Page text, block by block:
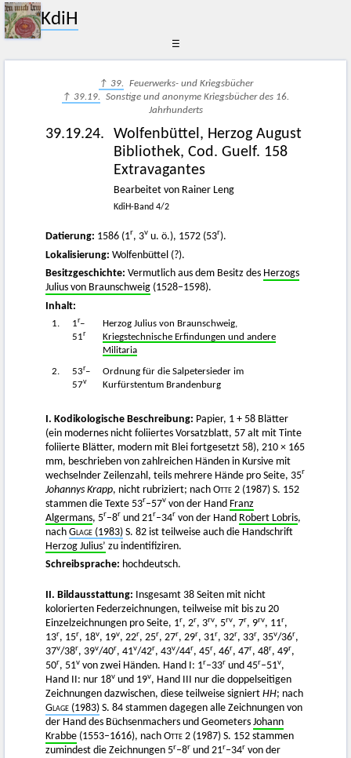
KdiH
☰
↑ 39. Feuerwerks- und Kriegsbücher
↑ 39.19. Sonstige und anonyme Kriegsbücher des 16.
Jahrhunderts
39.19.24.
Wolfenbüttel, Herzog August
Bibliothek, Cod. Guelf. 158
Extravagantes
Bearbeitet von Rainer Leng
KdiH-Band 4/2
Datierung: 1586 (1r, 3v u. ö.), 1572 (53r).
Lokalisierung: Wolfenbüttel (?).
Besitzgeschichte: Vermutlich aus dem Besitz des Herzogs
Julius von Braunschweig (1528–1598).
Inhalt:
1. 1r–
51r
Herzog Julius von Braunschweig,
Kriegstechnische Erfindungen und andere
Militaria
2. 53r–
57v
Ordnung für die Salpetersieder im
Kurfürstentum Brandenburg
I. Kodikologische Beschreibung: Papier, 1 + 58 Blätter
(ein modernes nicht foliiertes Vorsatzblatt, 57 alt mit Tinte
foliierte Blätter, modern mit Blei fortgesetzt 58), 210 × 165
mm, beschrieben von zahlreichen Händen in Kursive mit
wechselnder Zeilenzahl, teils mehrere Hände pro Seite, 35r
Johannys Krapp, nicht rubriziert; nach Otte 2 (1987) S. 152
stammen die Texte 53r–57v von der Hand Franz
Algermans, 5r–8r und 21r–34r von der Hand Robert Lobris,
nach Glage (1983) S. 82 ist teilweise auch die Handschrift
Herzog Julius’ zu indentifiziren.
Schreibsprache: hochdeutsch.
II. Bildausstattung: Insgesamt 38 Seiten mit nicht
kolorierten Federzeichnungen, teilweise mit bis zu 20
Einzelzeichnungen pro Seite, 1r, 2r, 3rv, 5rv, 7r, 9rv, 11r,
13r, 15r, 18v, 19v, 22r, 25r, 27r, 29r, 31r, 32r, 33r, 35v/36r,
37v/38r, 39v/40r, 41v/42r, 43v/44r, 45r, 46r, 47r, 48r, 49r,
50r, 51v von zwei Händen. Hand I: 1r–33r und 45r–51v,
Hand II: nur 18v und 19v, Hand III nur die doppelseitigen
Zeichnungen dazwischen, diese teilweise signiert HH; nach
Glage (1983) S. 84 stammen dagegen alle Zeichnungen von
der Hand des Büchsenmachers und Geometers Johann
Krabbe (1553–1616), nach Otte 2 (1987) S. 152 stammen
zumindest die Zeichnungen 5r–8r und 21r–34r von der